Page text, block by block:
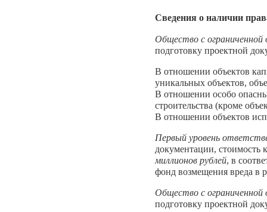
Сведения о наличии
Общество с
подготовку проектной
В отношении объектов
уникальных объектов,
В отношении особо
строительства (кроме
В отношении объектов
Первый уровень
документации, стоимость
миллионов рублей, в
фонд возмещения вреда в
Общество с
подготовку проектной